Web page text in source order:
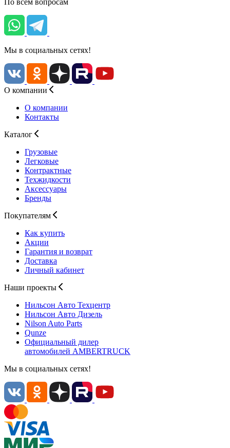
Мы в социальных сетях!
О компании
О компании
Контакты
Каталог
Грузовые
Легковые
Контрактные
Техжидкости
Аксессуары
Бренды
Покупателям
Как купить
Акции
Гарантия и возврат
Доставка
Личный кабинет
Наши проекты
Нильсон Авто Техцентр
Нильсон Авто Дизель
Nilson Auto Parts
Qunze
Официальный дилер
автомобилей AMBERTRUCK
Мы в социальных сетях!